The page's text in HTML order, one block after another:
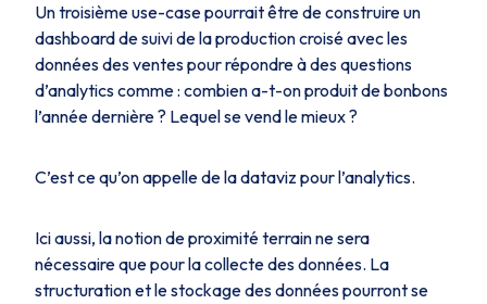
Un troisième use-case pourrait être de construire un
dashboard de suivi de la production croisé avec les
données des ventes pour répondre à des questions
d’analytics comme : combien a-t-on produit de bonbons
l’année dernière ? Lequel se vend le mieux ?
C’est ce qu’on appelle de la dataviz pour l’analytics.
Ici aussi, la notion de proximité terrain ne sera
nécessaire que pour la collecte des données. La
structuration et le stockage des données pourront se